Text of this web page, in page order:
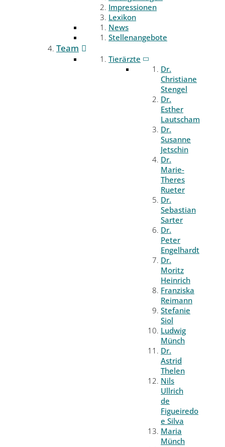
Impressionen
Lexikon
News
Stellenangebote
Team
Tierärzte
Dr.
Christiane
Stengel
Dr.
Esther
Lautscham
Dr.
Susanne
Jetschin
Dr.
Marie-
Theres
Rueter
Dr.
Sebastian
Sarter
Dr.
Peter
Engelhardt
Dr.
Moritz
Heinrich
Franziska
Reimann
Stefanie
Siol
Ludwig
Münch
Dr.
Astrid
Thelen
Nils
Ullrich
de
Figueiredo
e Silva
Maria
Münch